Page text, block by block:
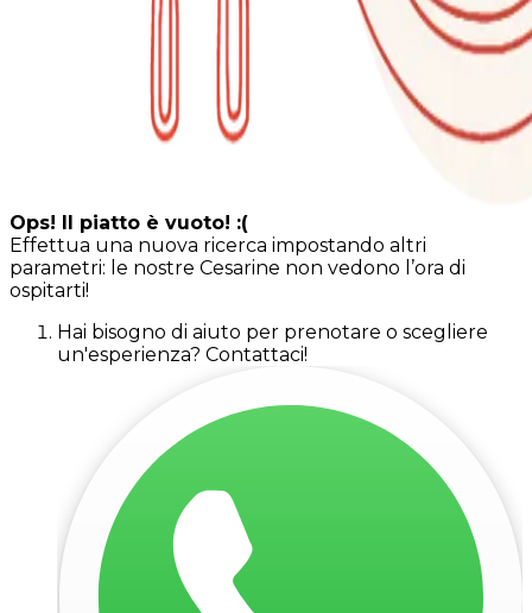
Ops! Il piatto è vuoto! :(
Effettua una nuova ricerca impostando altri
parametri: le nostre Cesarine non vedono l’ora di
ospitarti!
Hai bisogno di aiuto per prenotare o scegliere
un'esperienza? Contattaci!